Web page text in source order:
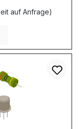
auf Anfrage)